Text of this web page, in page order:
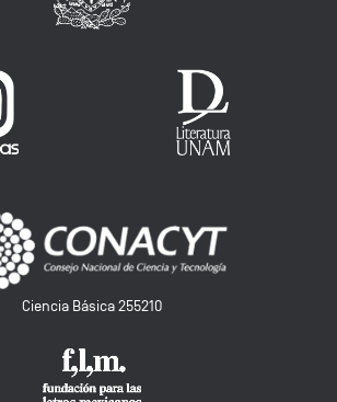
Ciencia Básica 255210